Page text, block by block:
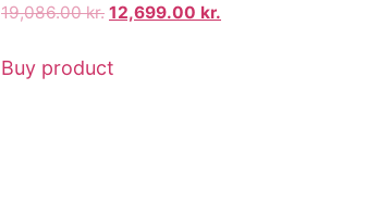
19,086.00kr. 12,699.00 kr.
Buy product